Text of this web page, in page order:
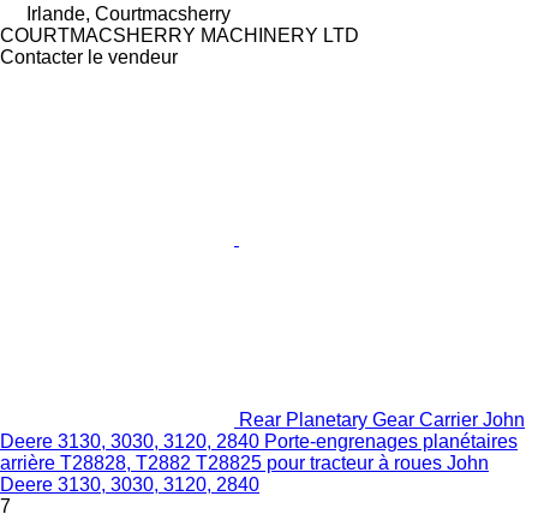
Irlande, Courtmacsherry
COURTMACSHERRY MACHINERY LTD
Contacter le vendeur
Rear Planetary Gear Carrier John
Deere 3130, 3030, 3120, 2840 Porte-engrenages planétaires
arrière T28828, T2882 T28825 pour tracteur à roues John
Deere 3130, 3030, 3120, 2840
7